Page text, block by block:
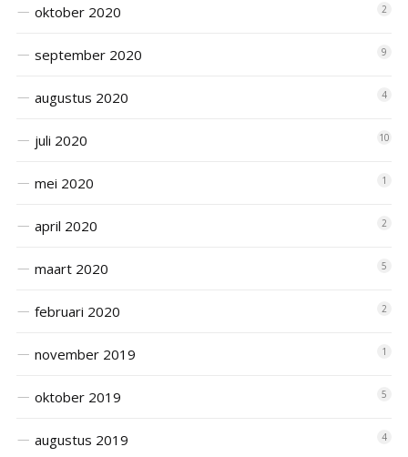
oktober 2020 2
september 2020 9
augustus 2020 4
juli 2020 10
mei 2020 1
april 2020 2
maart 2020 5
februari 2020 2
november 2019 1
oktober 2019 5
augustus 2019 4